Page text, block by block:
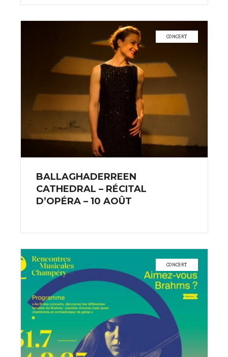
CONCERT
BALLAGHADERREEN
CATHEDRAL – RÉCITAL
D’OPÉRA – 10 AOÛT
CONCERT